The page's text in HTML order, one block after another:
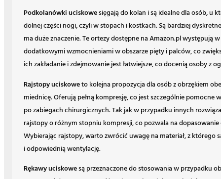
Podkolanówki uciskowesięgają do kolan i są idealne dla osób, u
dolnej części nogi, czyli w stopach i kostkach. Są bardziej
ma duże znaczenie. Te ortezy dostępne na Amazon.pl występują
dodatkowymi wzmocnieniami w obszarze pięty i palców, co
ich zakładanie i zdejmowanie jest łatwiejsze, co docenią osoby z
Rajstopy uciskoweto kolejna propozycja dla osób z obrzękiem
miednicę. Oferują pełną kompresję, co jest szczególnie pomocne
po zabiegach chirurgicznych. Tak jak w przypadku innych
rajstopy o różnym stopniu kompresji, co pozwala na
Wybierając rajstopy, warto zwrócić uwagę na materiał, z którego
i odpowiednią wentylację.
Rękawy uciskowesą przeznaczone do stosowania w przypadku